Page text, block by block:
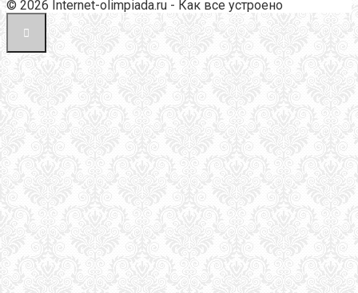
© 2026 Internet-olimpiada.ru - Как все устроено